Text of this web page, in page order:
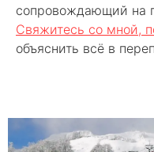
сопровождающий на
Свяжитесь со мной,
объяснить всё в